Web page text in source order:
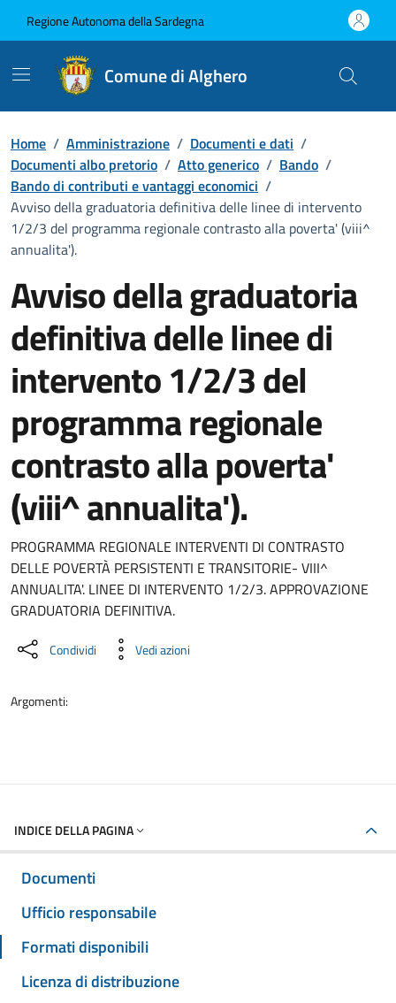
Regione Autonoma della Sardegna
Comune di Alghero
Home / Amministrazione / Documenti e dati /
Documenti albo pretorio / Atto generico / Bando /
Bando di contributi e vantaggi economici /
Avviso della graduatoria definitiva delle linee di intervento
1/2/3 del programma regionale contrasto alla poverta' (viii^
annualita').
Avviso della graduatoria
definitiva delle linee di
intervento 1/2/3 del
programma regionale
contrasto alla poverta'
(viii^ annualita').
Dettaglio del documento
PROGRAMMA REGIONALE INTERVENTI DI CONTRASTO
DELLE POVERTÀ PERSISTENTI E TRANSITORIE- VIII^
ANNUALITA'. LINEE DI INTERVENTO 1/2/3. APPROVAZIONE
GRADUATORIA DEFINITIVA.
Condividi Vedi azioni
Argomenti:
INDICE DELLA PAGINA
Documenti
Ufficio responsabile
Formati disponibili
Licenza di distribuzione